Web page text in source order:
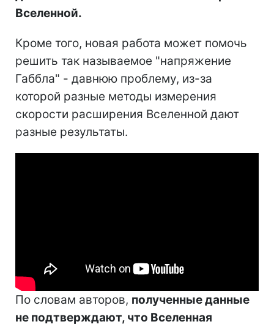
Вселенной.
Кроме того, новая работа может помочь
решить так называемое "напряжение
Габбла" - давнюю проблему, из-за
которой разные методы измерения
скорости расширения Вселенной дают
разные результаты.
По словам авторов, полученные данные
не подтверждают, что Вселенная